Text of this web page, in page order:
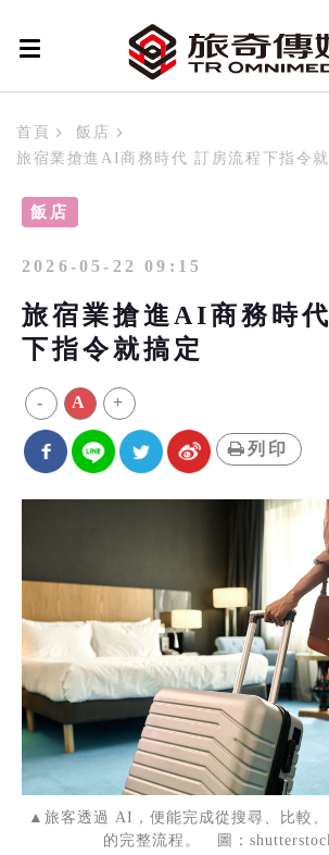
首頁
飯店
旅宿業搶進AI商務時代 訂房流程下指令
飯店
2026-05-22 09:15
旅宿業搶進AI商務時
下指令就搞定
- A +
列印
▲旅客透過 AI，便能完成從搜尋、比較
的完整流程。 圖：